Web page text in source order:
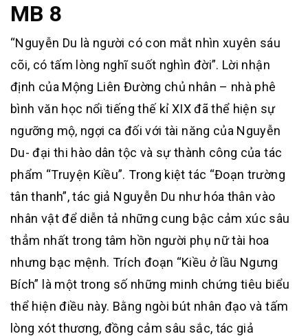
MB 8
“Nguyễn Du là người có con mắt nhìn xuyên sáu
cõi, có tấm lòng nghĩ suốt nghìn đời”. Lời nhận
định của Mộng Liên Đường chủ nhân – nhà phê
bình văn học nổi tiếng thế kỉ XIX đã thể hiện sự
ngưỡng mộ, ngợi ca đối với tài năng của Nguyễn
Du- đại thi hào dân tộc và sự thành công của tác
phẩm “Truyện Kiều”. Trong kiệt tác “Đoạn trường
tân thanh”, tác giả Nguyễn Du như hóa thân vào
nhân vật để diễn tả những cung bậc cảm xúc sâu
thẳm nhất trong tâm hồn người phụ nữ tài hoa
nhưng bạc mệnh. Trích đoạn “Kiều ở lầu Ngưng
Bích” là một trong số những minh chứng tiêu biểu
thể hiện điều này. Bằng ngòi bút nhân đạo và tấm
lòng xót thương, đồng cảm sâu sắc, tác giả